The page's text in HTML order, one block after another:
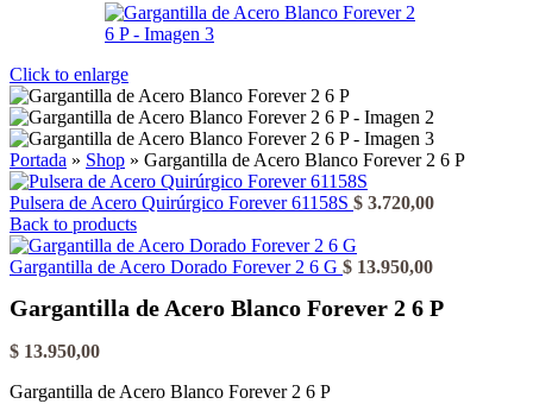
Click to enlarge
Portada » Shop » Gargantilla de Acero Blanco Forever 2 6 P
Pulsera de Acero Quirúrgico Forever 61158S $ 3.720,00
Back to products
Gargantilla de Acero Dorado Forever 2 6 G $ 13.950,00
Gargantilla de Acero Blanco Forever 2 6 P
$ 13.950,00
Gargantilla de Acero Blanco Forever 2 6 P